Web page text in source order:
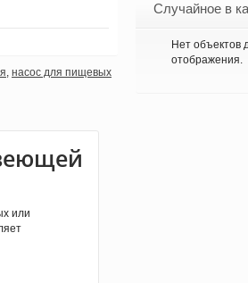
Случайное в
Нет объектов
отображения.
, насос для пищевых
или